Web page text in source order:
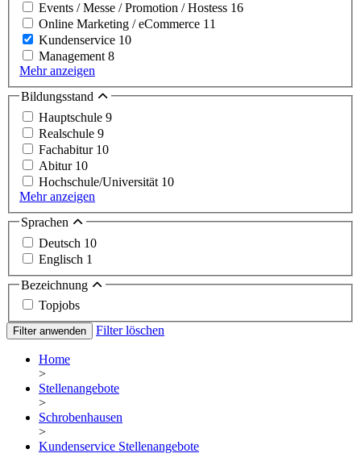
Events / Messe / Promotion / Hostess 16
Online Marketing / eCommerce 11
Kundenservice 10
Management8
Mehr anzeigen
Bildungsstand
Hauptschule 9
Realschule 9
Fachabitur 10
Abitur 10
Hochschule/Universität 10
Mehr anzeigen
Sprachen
Deutsch 10
Englisch 1
Bezeichnung
Topjobs
Filter anwenden Filter löschen
Home
>
Stellenangebote
>
Schrobenhausen
>
Kundenservice Stellenangebote